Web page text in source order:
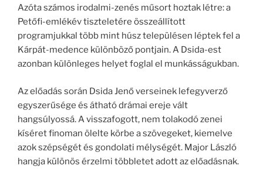
Azóta számos irodalmi-zenés műsort hoztak létre: a
Petőfi-emlékév tiszteletére összeállított
programjukkal több mint húsz településen léptek fel a
Kárpát-medence különböző pontjain. A Dsida-est
azonban különleges helyet foglal el munkásságukban.
Az előadás során Dsida Jenő verseinek lefegyverző
egyszerűsége és átható drámai ereje vált
hangsúlyossá. A visszafogott, nem tolakodó zenei
kíséret finoman ölelte körbe a szövegeket, kiemelve
azok szépségét és gondolati mélységét. Major László
hangja különös érzelmi többletet adott az előadásnak.